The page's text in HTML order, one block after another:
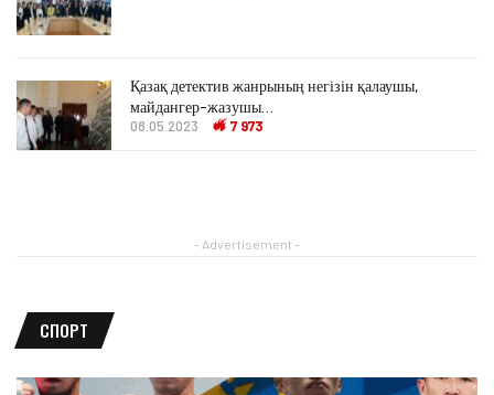
Қазақ детектив жанрының негізін қалаушы,
майдангер-жазушы…
08.05.2023 7 973
- Advertisement -
СПОРТ